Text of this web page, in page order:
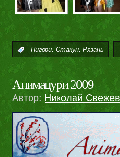
: Нигори, Отакун, Рязань
Анимацури 2009
Автор: Николай Свежев